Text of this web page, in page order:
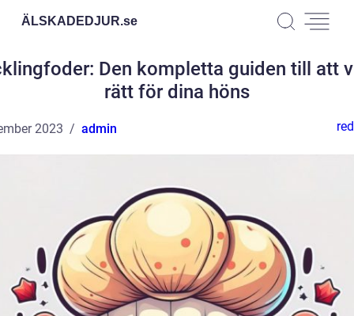
ÄLSKADEDJUR.se
Den kompletta guiden till att
rätt för dina höns
2023 admin